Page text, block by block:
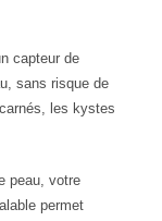
capteur de
sans risque de
les kystes
peau, votre
permet